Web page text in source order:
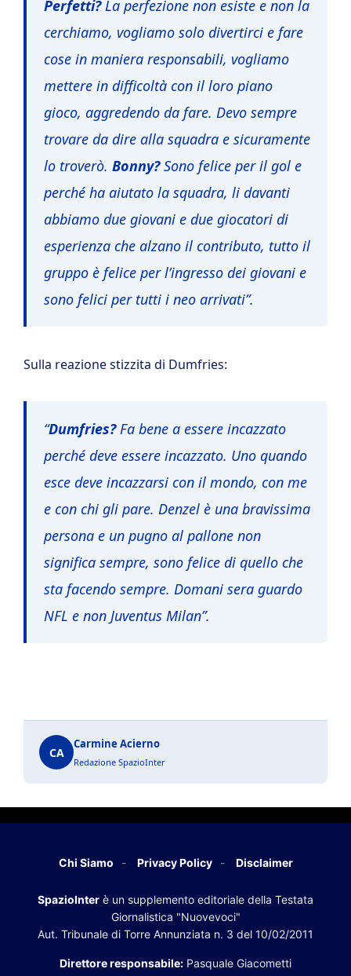
Perfetti?La perfezione non esiste e non la
cerchiamo, vogliamo solo divertirci e fare
cose in maniera responsabili, vogliamo
mettere in difficoltà con il loro piano
gioco, aggredendo da fare. Devo sempre
trovare da dire alla squadra e sicuramente
lo troverò. Bonny?Sono felice per il gol e
perché ha aiutato la squadra, li davanti
abbiamo due giovani e due giocatori di
esperienza che alzano il contributo, tutto il
gruppo è felice per l’ingresso dei giovani e
sono felici per tutti i neo arrivati”.
Sulla reazione stizzita di Dumfries:
“Dumfries?Fa bene a essere incazzato
perché deve essere incazzato. Uno quando
esce deve incazzarsi con il mondo, con me
e con chi gli pare. Denzel è una bravissima
persona e un pugno al pallone non
significa sempre, sono felice di quello che
sta facendo sempre. Domani sera guardo
NFL e non Juventus Milan”.
CA
Carmine Acierno
Redazione SpazioInter
Chi Siamo Privacy Policy Disclaimer
SpazioInter è un supplemento editoriale della Testata
Giornalistica "Nuovevoci"
Aut. Tribunale di Torre Annunziata n. 3 del 10/02/2011
Direttore responsabile: Pasquale Giacometti